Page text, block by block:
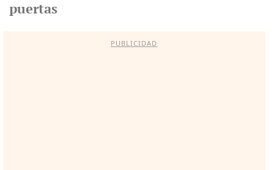
puertas
PUBLICIDAD